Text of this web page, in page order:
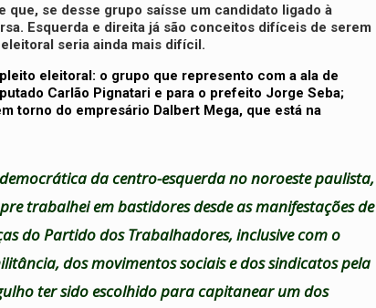
se desse grupo saísse um candidato ligado à
Esquerda e direita já são conceitos difíceis de serem
seria ainda mais difícil.
eleitoral: o grupo que represento com a ala de
Carlão Pignatari e para o prefeito Jorge Seba;
torno do empresário Dalbert Mega, que está na
da centro-esquerda no noroeste paulista,
trabalhei em bastidores desde as manifestações de
do Partido dos Trabalhadores, inclusive com o
dos movimentos sociais e dos sindicatos pela
ter sido escolhido para capitanear um dos